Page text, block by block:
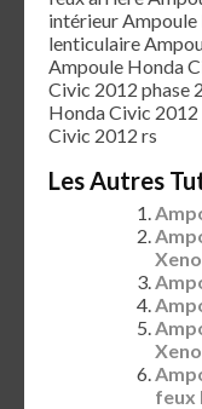
intérieur Ampoule
lenticulaire
Ampoule Honda
Civic 2012 phase
Honda Civic 2012
Civic 2012 rs
Les Autres
feux